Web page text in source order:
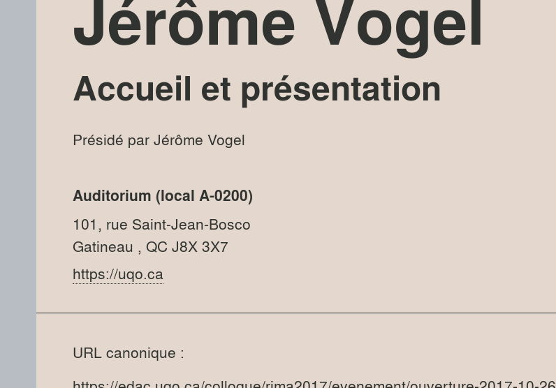
Jérôme Vogel
Accueil et présentation
Présidé par Jérôme Vogel
Auditorium (local A-0200)
101, rue Saint-Jean-Bosco
Gatineau , QC J8X 3X7
https://uqo.ca
URL canonique :